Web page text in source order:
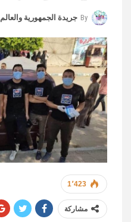
By جريدة الجمهورية والعالم
1٬423
مشاركة